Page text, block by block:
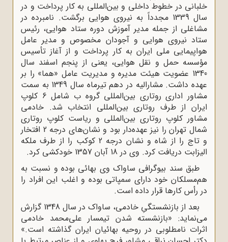
خلبانی در خطوط داخلی و بین‌المللی به کار پرداخت و در
سال 1339 مجدداً به نیروی هوایی برگشت. نامبرده در
مشاغلی از جمله مدیر آموزش دوره ستاد هوایی، رئیس
ستاد نیروی هوایی و آجودان مخصوص و مدیر عامل
هواپیمایی ملی ایران به کار پرداخت و از آغاز تأسیس
مؤسسه حمل و نقل هوایی، یعنی از پنجم اسفند سال
1340 عضویت هیئت مدیره و مدیریت عامل «هما» را بر
عهده داشت. مشارالیه در دهم تیرماه سال 1349 به سمت
مشاور اداری روتاری بین‌المللی گروه ب شامل 6 کلوپ
ایران از طرف روتاری بین‌المللی انتخاب شد. خادمی
مشاور کلوپ روتاری بین‌المللی و ریاست کلوپ روتاری
شمال تهران را نیز عهده‌دار بود و نشان‌های درجه 2 افتخار
و تاج را از شاه و نشان درجه 2 کوکب را از طرف ملکه
الیزابت دریافت کرد. وی در 18 آبان 1357 خودکشی کرد.
طبق سند بیوگرافی ساواک وی بهائی بوده و نسبت به
هم‌مسلکان خود دارای سمپاتی بوده و اغلب این افراد را
در رأس کارها قرار داده است.
بعد از بازنشستگیِ خادمی، ساواک در سال 1348 گزارش
می‌نماید: «بازنشسته شدن تیمسار علی‌محمد خادمی
اثرات نامطلوبی در روحیه بهائیان ایران گذاشته است.»